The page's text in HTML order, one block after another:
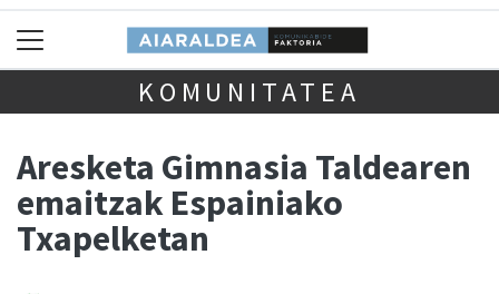
KOMUNITATEA
Aresketa Gimnasia Taldearen
emaitzak Espainiako
Txapelketan